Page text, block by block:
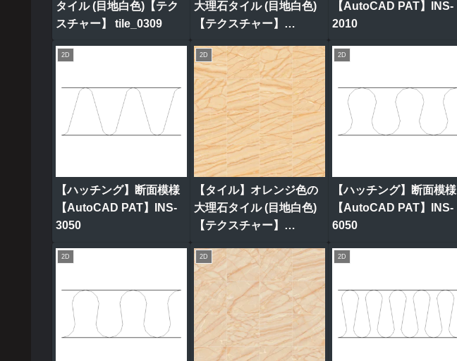
タイル (目地白色)【テク
スチャー】 tile_0309
大理石タイル (目地白色)
【テクスチャー】
【AutoCAD PAT】INS-
2010
2D
【ハッチング】断面模様
【AutoCAD PAT】INS-
3050
2D
【タイル】オレンジ色の
大理石タイル (目地白色)
【テクスチャー】
2D
【ハッチング】断面模様
【AutoCAD PAT】INS-
6050
2D 2D 2D